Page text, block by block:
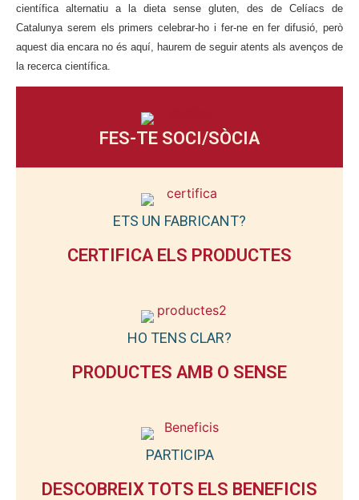
científica alternatiu a la dieta sense gluten, des de Celíacs de
Catalunya serem els primers celebrar-ho i fer-ne en fer difusió, però
aquest dia encara no és aquí, haurem de seguir atents als avenços de
la recerca científica.
FES-TE SOCI/SÒCIA
ETS UN FABRICANT?
CERTIFICA ELS PRODUCTES
HO TENS CLAR?
PRODUCTES AMB O SENSE
PARTICIPA
DESCOBREIX TOTS ELS BENEFICIS